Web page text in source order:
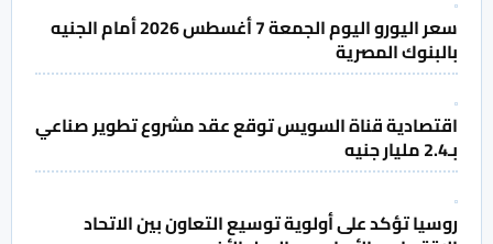
سعر اليورو اليوم الجمعة 7 أغسطس 2026 أمام الجنيه
بالبنوك المصرية
اقتصادية قناة السويس توقع عقد مشروع تطوير صناعي
بـ2.4 مليار جنيه
روسيا تؤكد على أولوية توسيع التعاون بين الاتحاد